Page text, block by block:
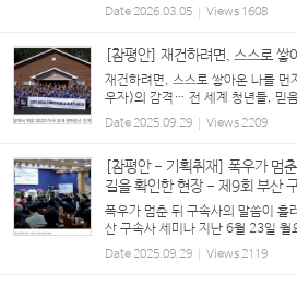
른동산 교회에서는 멕시코 구속사
듯한 짐을 교회 밴에 싣고 출발...
Date2026.03.05 Views 1608
[참평안] 재건하려면, 스스로 쌓
재건하려면, 스스로 쌓아온 나를 먼
우자)의 감격… 전 세계 청년들, 믿
국 호라 컨퍼런스, 애틀랜타에서 뜨
~5일, 미국 조지아주 애틀랜타에서
Date2025.09.29 Views2209
[참평안 - 기획취재] 폭우가 멈
길을 확인한 현장 - 제9회 부산
폭우가 멈춘 뒤 구속사의 말씀이 흘
산 구속사 세미나 지난 6월 23일 월
한 붉은 벽돌의 은혜교회로 목회자
폭우가 예보됐지만, 세미나가 열린 ...
Date2025.09.29 Views2119